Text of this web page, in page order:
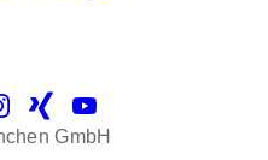
Xing
YouTube
GmbH